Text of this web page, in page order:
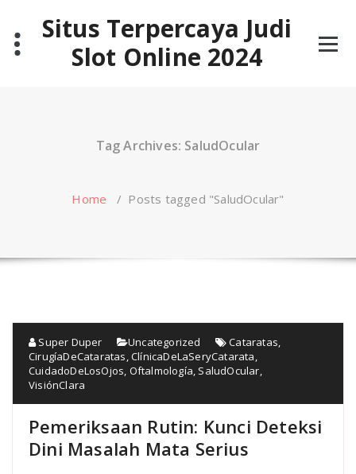
content Situs Terpercaya Judi
Slot Online 2024
Tag Archives: SaludOcular
Home / Posts tagged "SaludOcular"
Super Duper Uncategorized Cataratas
CirugíaDeCataratas ,ClínicaDeLaSeryCatarata
CuidadoDeLosOjos Oftalmología SaludOcular
VisiónClara
Pemeriksaan Rutin: Kunci Deteksi
Dini Masalah Mata Serius